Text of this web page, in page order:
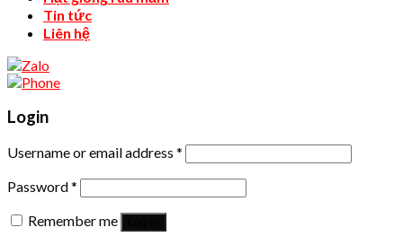
Tin tức
Liên hệ
Login
Username or email address *
Password*
Remember me